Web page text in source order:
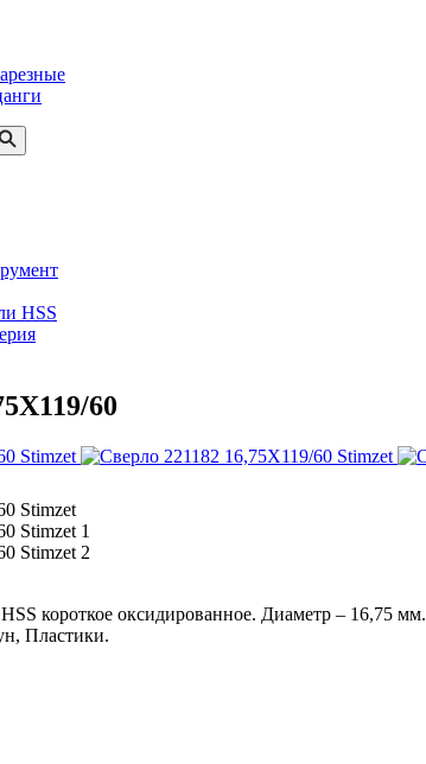
HSS
60
короткое оксидированное. Диаметр – 16,75
Пластики.